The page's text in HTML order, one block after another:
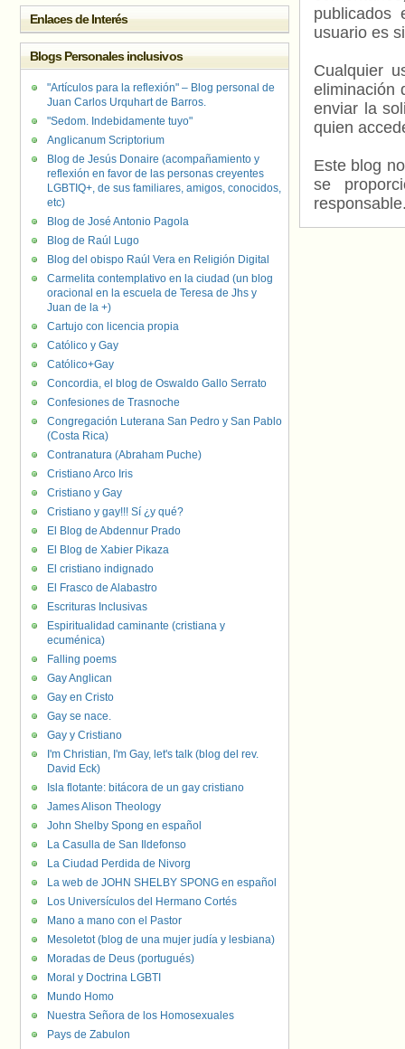
usuario es
Cualquier
eliminación
enviar la
quien
Este blog
se
Enlaces de Interés
Blogs Personales inclusivos
"Artículos para la reflexión" – Blog personal de
Juan Carlos Urquhart de Barros.
"Sedom. Indebidamente tuyo"
Anglicanum Scriptorium
Blog de Jesús Donaire (acompañamiento y
reflexión en favor de las personas creyentes
LGBTIQ+, de sus familiares, amigos, conocidos,
etc)
Blog de José Antonio Pagola
Blog de Raúl Lugo
Blog del obispo Raúl Vera en Religión Digital
Carmelita contemplativo en la ciudad (un blog
oracional en la escuela de Teresa de Jhs y
Juan de la +)
Cartujo con licencia propia
Católico y Gay
Católico+Gay
Concordia, el blog de Oswaldo Gallo Serrato
Confesiones de Trasnoche
Congregación Luterana San Pedro y San Pablo
(Costa Rica)
Contranatura (Abraham Puche)
Cristiano Arco Iris
Cristiano y Gay
Cristiano y gay!!! Sí ¿y qué?
El Blog de Abdennur Prado
El Blog de Xabier Pikaza
El cristiano indignado
El Frasco de Alabastro
Escrituras Inclusivas
Espiritualidad caminante (cristiana y
ecuménica)
Falling poems
Gay Anglican
Gay en Cristo
Gay se nace.
Gay y Cristiano
I'm Christian, I'm Gay, let's talk (blog del rev.
David Eck)
Isla flotante: bitácora de un gay cristiano
James Alison Theology
John Shelby Spong en español
La Casulla de San Ildefonso
La Ciudad Perdida de Nivorg
La web de JOHN SHELBY SPONG en español
Los Universículos del Hermano Cortés
Mano a mano con el Pastor
Mesoletot (blog de una mujer judía y lesbiana)
Moradas de Deus (portugués)
Moral y Doctrina LGBTI
Mundo Homo
Nuestra Señora de los Homosexuales
Pays de Zabulon